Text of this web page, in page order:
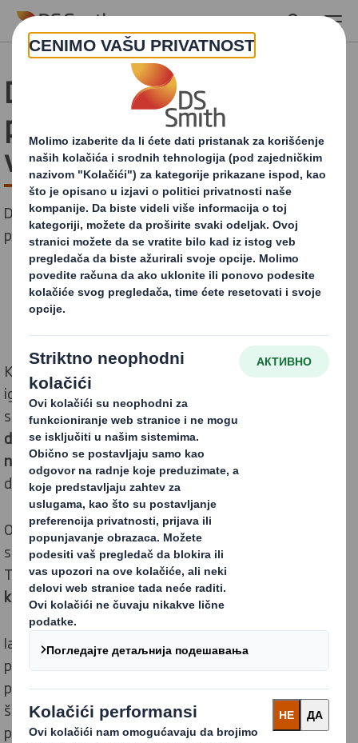
Skip to main content
DS Smith lansira
pakovanje otporno na
viruse
DS Smith trenutno razvija antimikrobni premaz kako bi
potrošačima pružio dodatne mere zaštite.
Kako se prilagođavamo novoj normalnosti, a ambalaža
igra sve veću ulogu u našem životu, strahovi oko
sigurnosti ambalaže su nam na prvom mestu.
deset potrošača sada tvrdi da temeljno opere ruke
nakon dodirivanja pakovanih namirnica
domaćinstvo.
Ovi strahovi mogli bi se ublažiti danas nakon najave da
se DS Smith ekskluzivno udružuje sa kompanijom
Touchguard u razvoju nove održive ambalaže od talas
kartona koja je otporna na viruse i bakterije
Iako nema dokaza o prenošenju virusa sa kartona, lako
prepoznatljive zone bezbedne na dodir mogu se
primeniti u raznim industrijskim granama i primenama,
što znači da antivirusno i antibakterijsko pakovanje
pruža dodatni sloj zaštite jer potrošači i radnici u lancu